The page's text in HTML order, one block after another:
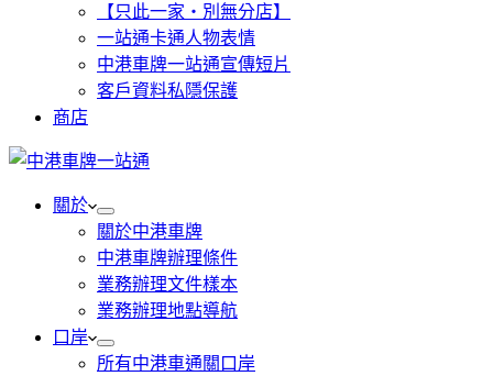
【只此一家・別無分店】
一站通卡通人物表情
中港車牌一站通宣傳短片
客戶資料私隱保護
商店
關於
關於中港車牌
中港車牌辦理條件
業務辦理文件樣本
業務辦理地點導航
口岸
所有中港車通關口岸